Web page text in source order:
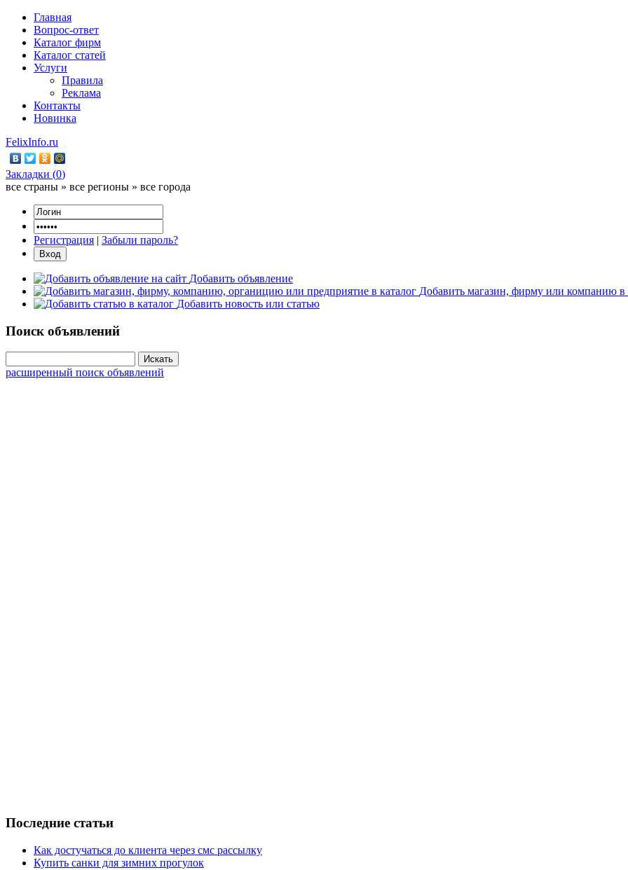
Главная
Вопрос-ответ
Каталог фирм
Каталог статей
Услуги
Правила
Реклама
Контакты
Новинка
FelixInfo.ru
Закладки (0)
все страны » все регионы » все города
Регистрация | Забыли пароль?
Добавить объявление
Добавить магазин, фирму или компанию в
Добавить новость или статью
Поиск объявлений
расширенный поиск объявлений
Последние статьи
Как достучаться до клиента через смс рассылку
Купить санки для зимних прогулок